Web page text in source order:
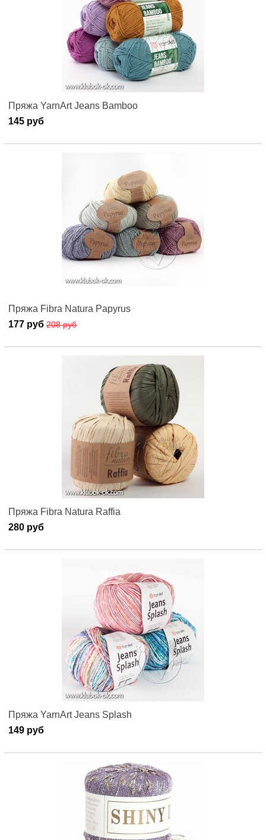
Пряжа YarnArt Jeans Bamboo
145 руб
Пряжа Fibra Natura Papyrus
177 руб 208 руб
Пряжа Fibra Natura Raffia
280 руб
Пряжа YarnArt Jeans Splash
149 руб